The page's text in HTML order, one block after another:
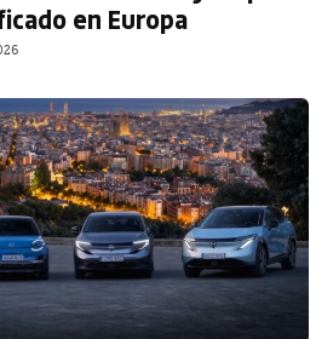
en Europa